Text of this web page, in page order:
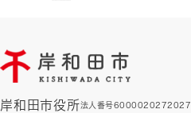
岸和田市役所法人番号6000020272027